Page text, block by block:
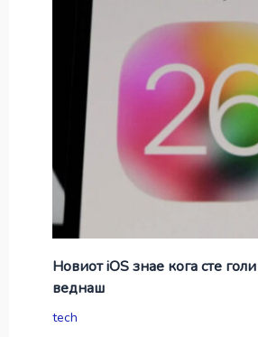
Новиот iOS знае кога сте
веднаш
tech